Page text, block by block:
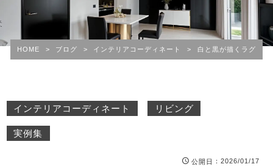
HOME > ブログ > インテリアコーディネート > 白と黒が描くラグジ
インテリアコーディネート リビング
実例集
公開日 ：2026/01/17